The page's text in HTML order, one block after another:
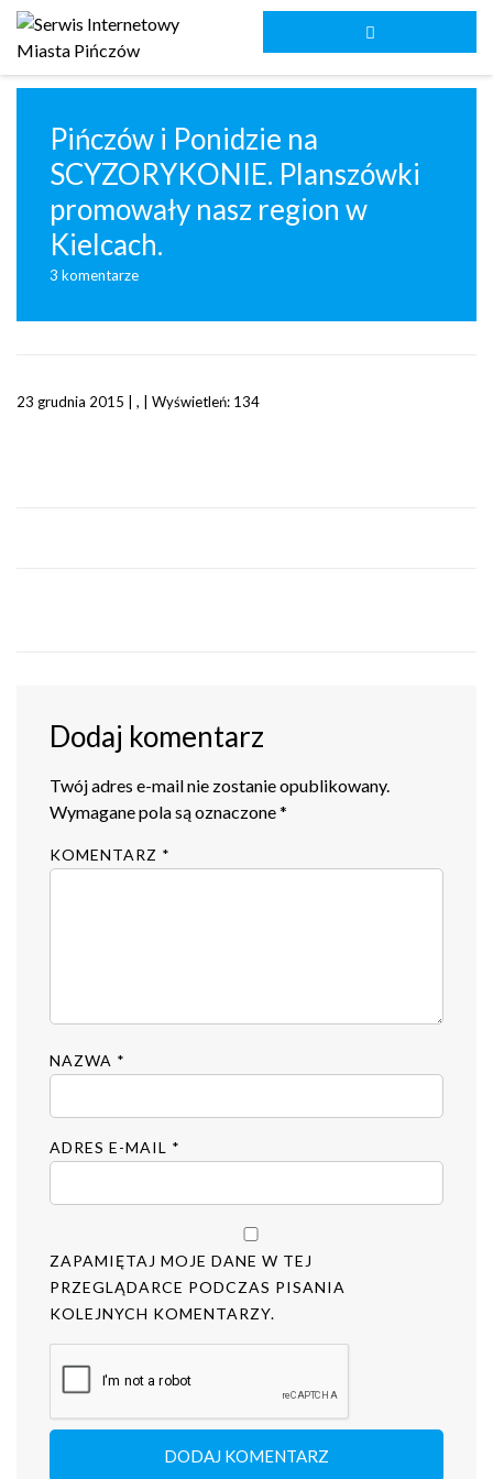
Pińczów i Ponidzie na
SCYZORYKONIE. Planszówki
promowały nasz region w
Kielcach.
3 komentarze
23 grudnia 2015 | , | Wyświetleń: 134
Dodaj komentarz
Twój adres e-mail nie zostanie opublikowany.
Wymagane pola są oznaczone*
KOMENTARZ *
NAZWA *
ADRES E-MAIL *
ZAPAMIĘTAJ MOJE DANE W TEJ
PRZEGLĄDARCE PODCZAS PISANIA
KOLEJNYCH KOMENTARZY.